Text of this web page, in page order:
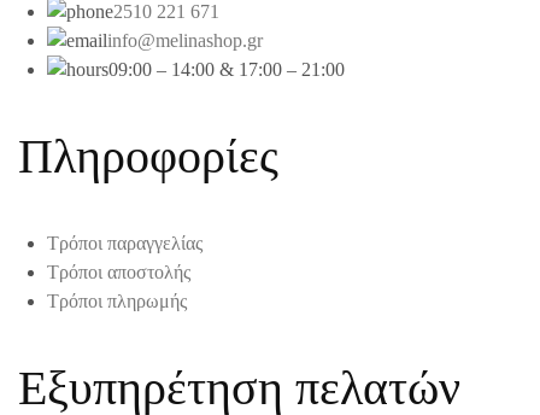
2510 221 671
info@melinashop.gr
09:00 – 14:00 & 17:00 – 21:00
Πληροφορίες
Τρόποι παραγγελίας
Τρόποι αποστολής
Τρόποι πληρωμής
Εξυπηρέτηση πελατών